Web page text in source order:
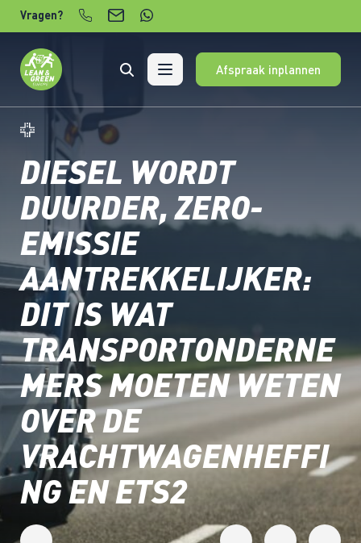
Verder naar content
Vragen?
Afspraak inplannen
DIESEL WORDT
DUURDER, ZERO-
EMISSIE
AANTREKKELIJKER:
DIT IS WAT
TRANSPORTONDERNE
MERS MOETEN WETEN
OVER DE
VRACHTWAGENHEFFI
NG EN ETS2